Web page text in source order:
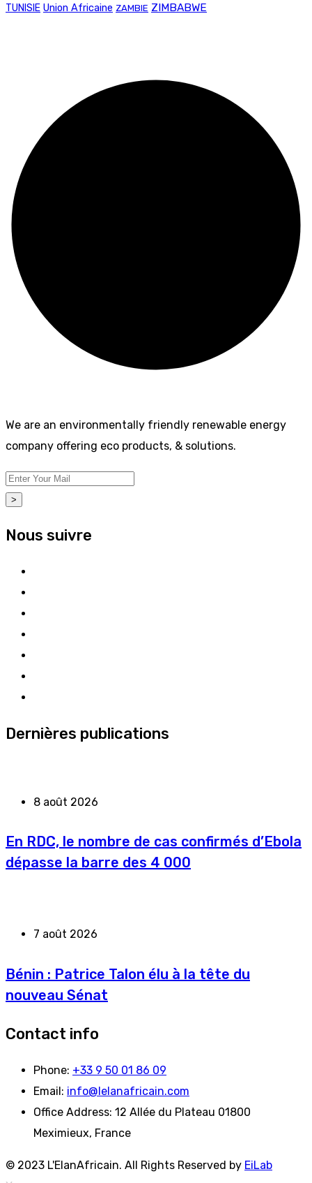
TUNISIE Union Africaine ZAMBIE ZIMBABWE
We are an environmentally friendly renewable energy
company offering eco products, & solutions.
>
Nous suivre
Dernières publications
8 août 2026
En RDC, le nombre de cas confirmés d’Ebola
dépasse la barre des 4 000
7 août 2026
Bénin : Patrice Talon élu à la tête du
nouveau Sénat
Contact info
Phone: +33 9 50 01 86 09
Email: info@lelanafricain.com
Office Address: 12 Allée du Plateau 01800
Meximieux, France
© 2023 L'ElanAfricain. All Rights Reserved by EiLab